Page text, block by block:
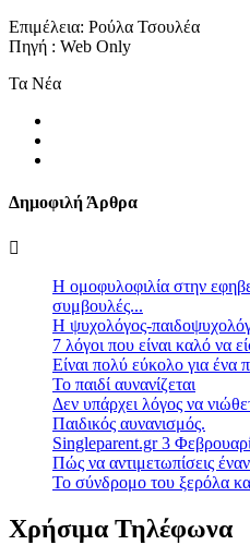
Επιμέλεια: Ρούλα Τσουλέα
Πηγή : Web Only
Τα Νέα
Δημοφιλή Άρθρα
Η ομοφυλοφιλία στην
συμβουλές...
Η ψυχολόγος-
7 λόγοι που είναι καλό να
Είναι πολύ εύκολο για ένα
Το παιδί αυνανίζεται
Δεν υπάρχει λόγος να
Παιδικός αυνανισμός.
Singleparent.gr 3
Πώς να αντιμετωπίσεις
Το σύνδρομο του ξερόλα
Χρήσιμα Τηλέφωνα